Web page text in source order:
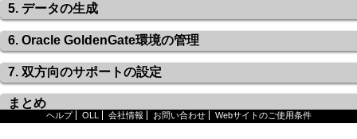
5. データの生成
6. Oracle GoldenGate環境の管理
7. 双方向のサポートの設定
まとめ
ヘルプ OLL 会社情報 お問い合わせ Webサイトのご使用条件